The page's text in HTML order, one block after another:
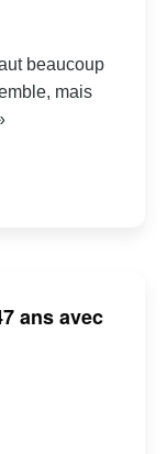
beaucoup
mais
ans avec